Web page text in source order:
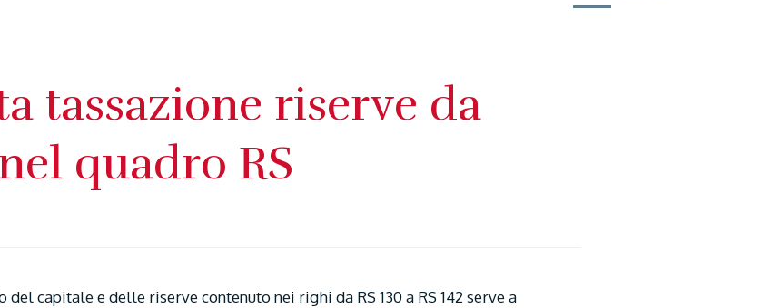
tassazione riserve da
quadro RS
capitale e delle riserve contenuto nei righi da RS 130 a RS 142 serve a